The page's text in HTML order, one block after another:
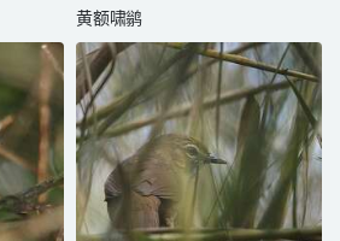
黄额啸鹟